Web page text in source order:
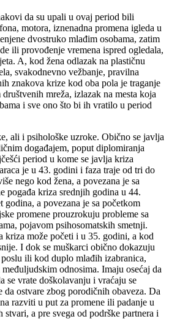
da su upali u ovaj period bili
motora, iznenadna promena igleda u
dvostruko mlađim osobama, zatim
ili provođenje vremena ispred ogledala,
A, kod žena odlazak na plastičnu
svakodnevno vežbanje, pravilna
znakova krize kod oba pola je traganje
mreža, izlazak na mesta koja
i sve ono što bi ih vratilo u period
ali i psihološke uzroke. Obično se javlja
događajem, poput diplomiranja
period u kome se javlja kriza
je u 43. godini i faza traje od tri do
nego kod žena, a povezana je sa
pogađa kriza srednjih godina u 44.
godina, a povezana je sa početkom
promene prouzrokuju probleme sa
pojavom psihosomatskih smetnji.
kriza može početi i u 35. godini, a kod
I dok se muškarci obično dokazuju
ili kod duplo mlađih izabranica,
odnosima. Imaju osećaj da
se vrate doškolavanju i vraćaju se
da ostvare zbog porodičnih obaveza. Da
razviti u put za promene ili padanje u
a pre svega od podrške partnera i